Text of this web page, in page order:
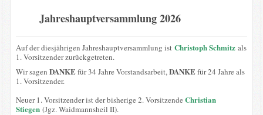
Jahreshauptversammlung 2026
Auf der diesjährigen Jahreshauptversammlung ist Christoph Schmitzals
1. Vorsitzender zurückgetreten.
Wir sagen DANKEfür 34 Jahre Vorstandsarbeit,DANKEfür 24 Jahre als
1. Vorsitzender.
Neuer 1. Vorsitzender ist der bisherige 2. Vorsitzende Christian
Stiegen (Jgz. Waidmannsheil II).